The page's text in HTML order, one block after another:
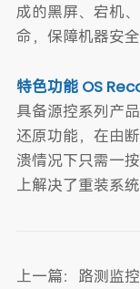
成的黑屏、宕机
命，保障机器安全
特色功能 OS
具备源控系列产
还原功能，在由
溃情况下只需一
上解决了重装系
上一篇： 路测监